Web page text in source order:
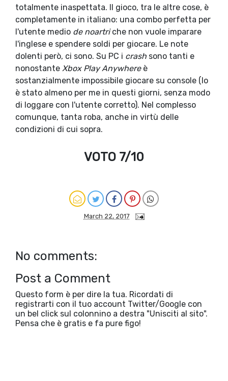
totalmente inaspettata. Il gioco, tra le altre cose, è
completamente in italiano: una combo perfetta per
l'utente medio de noartriche non vuole imparare
l'inglese e spendere soldi per giocare. Le note
dolenti però, ci sono. Su PC i crash sono tanti e
nonostante Xbox Play Anywhereè
sostanzialmente impossibile giocare su console (lo
è stato almeno per me in questi giorni, senza modo
di loggare con l'utente corretto). Nel complesso
comunque, tanta roba, anche in virtù delle
condizioni di cui sopra.
VOTO 7/10
March 22, 2017
No comments:
Post a Comment
Questo form è per dire la tua. Ricordati di
registrarti con il tuo account Twitter/Google con
un bel click sul colonnino a destra "Unisciti al sito".
Pensa che è gratis e fa pure figo!